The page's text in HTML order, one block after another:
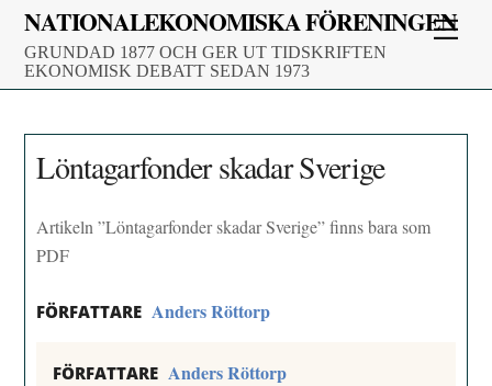
Skip
content
NATIONALEKONOMISKA FÖRENINGEN
GRUNDAD 1877 OCH GER UT TIDSKRIFTEN
EKONOMISK DEBATT SEDAN 1973
Löntagarfonder skadar Sverige
Artikeln ”Löntagarfonder skadar Sverige” finns bara som
PDF
FÖRFATTARE Anders Röttorp
FÖRFATTARE Anders Röttorp